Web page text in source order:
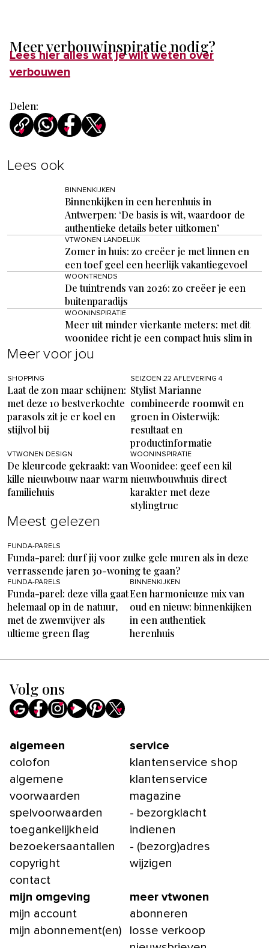
Meer verbouwinspiratie nodig?
Lees hier alles wat je wilt weten over
verbouwen
Delen:
Lees ook
BINNENKIJKEN
Binnenkijken in een herenhuis in
Antwerpen: ‘De basis is wit, waardoor de
authentieke details beter uitkomen’
VTWONEN LANDELIJK
Zomer in huis: zo creëer je met linnen en
een toef geel een heerlijk vakantiegevoel
WOONTRENDS
De tuintrends van 2026: zo creëer je een
buitenparadijs
WOONINSPIRATIE
Meer uit minder vierkante meters: met dit
woonidee richt je een compact huis slim in
Meer voor jou
SHOPPING
Laat de zon maar schijnen:
met deze 10 bestverkochte
parasols zit je er koel en
stijlvol bij
SEIZOEN 22 AFLEVERING 4
Stylist Marianne
combineerde roomwit en
groen in Oisterwijk:
resultaat en
productinformatie
VTWONEN DESIGN
De kleurcode gekraakt: van
kille nieuwbouw naar warm
familiehuis
WOONINSPIRATIE
Woonidee: geef een kil
nieuwbouwhuis direct
karakter met deze
stylingtruc
Meest gelezen
FUNDA-PARELS
Funda-parel: durf jij voor zulke gele muren als in deze
verrassende jaren 30-woning te gaan?
FUNDA-PARELS
Funda-parel: deze villa gaat
helemaal op in de natuur,
met de zwemvijver als
ultieme green flag
BINNENKIJKEN
Een harmonieuze mix van
oud en nieuw: binnenkijken
in een authentiek
herenhuis
Volg ons
algemeen
colofon
algemene
voorwaarden
spelvoorwaarden
toegankelijkheid
bezoekersaantallen
copyright
contact
service
klantenservice shop
klantenservice
magazine
- bezorgklacht
indienen
- (bezorg)adres
wijzigen
mijn omgeving
mijn account
mijn abonnement(en)
meer vtwonen
abonneren
losse verkoop